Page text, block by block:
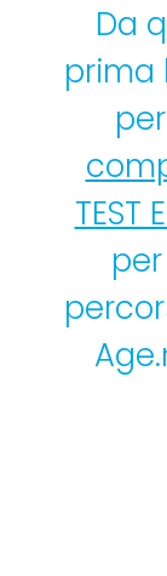
Da
prima
per
TEST